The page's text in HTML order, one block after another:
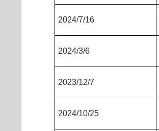
2024/7/16
2024/3/6
2023/12/7
2024/10/25